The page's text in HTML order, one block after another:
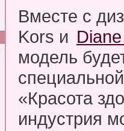
Вместе с
Kors и
модель
«Красота
индустрия